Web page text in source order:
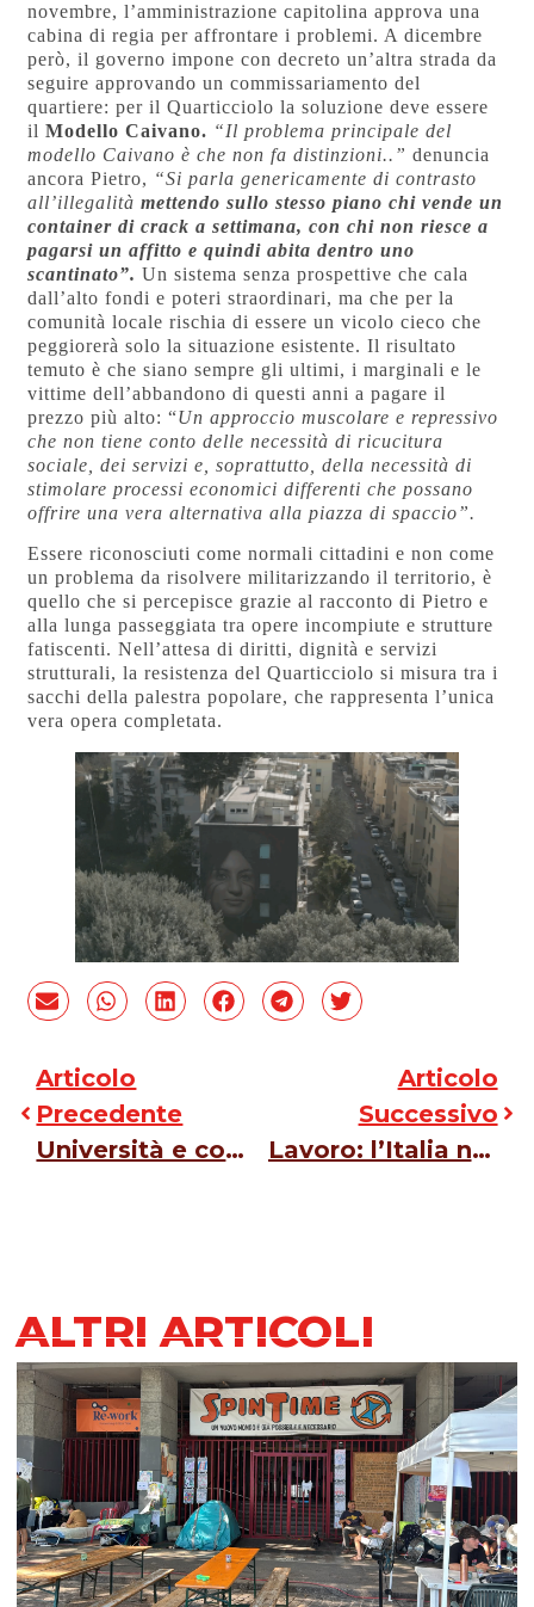
novembre, l’amministrazione capitolina approva una
cabina di regia per affrontare i problemi. A dicembre
però, il governo impone con decreto un’altra strada da
seguire approvando un commissariamento del
quartiere: per il Quarticciolo la soluzione deve essere
ilModello Caivano. “Il problema principale del
modello Caivano è che non fa distinzioni..” denuncia
ancora Pietro, “Si parla genericamente di contrasto
all’illegalitàmettendo sullo stesso piano chi vende un
container di crack a settimana, con chi non riesce a
pagarsi un affitto e quindi abita dentro uno
scantinato”.Un sistema senza prospettive che cala
dall’alto fondi e poteri straordinari, ma che per la
comunità locale rischia di essere un vicolo cieco che
peggiorerà solo la situazione esistente. Il risultato
temuto è che siano sempre gli ultimi, i marginali e le
vittime dell’abbandono di questi anni a pagare il
prezzo più alto: “Un approccio muscolare e repressivo
che non tiene conto delle necessità di ricucitura
sociale, dei servizi e, soprattutto, della necessità di
stimolare processi economici differenti che possano
offrire una vera alternativa alla piazza di spaccio”.
Essere riconosciuti come normali cittadini e non come
un problema da risolvere militarizzando il territorio, è
quello che si percepisce grazie al racconto di Pietro e
alla lunga passeggiata tra opere incompiute e strutture
fatiscenti. Nell’attesa di diritti, dignità e servizi
strutturali, la resistenza del Quarticciolo si misura tra i
sacchi della palestra popolare, che rappresenta l’unica
vera opera completata.
Articolo
Precedente
Università e complicità. Il silenzio della cultura davanti al genocidio in Palestina
Articolo
Successivo
Lavoro: l’Italia non è un Paese per donne
ALTRI ARTICOLI